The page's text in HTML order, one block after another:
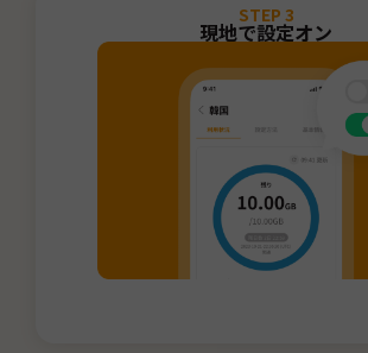
STEP 3
現地で設定オン